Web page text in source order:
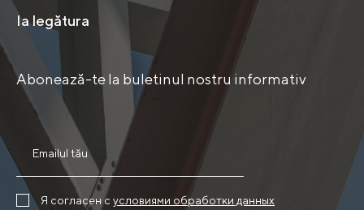
Ia legătura
Abonează-te la buletinul nostru informativ
Я согласен с условиями обработки данных